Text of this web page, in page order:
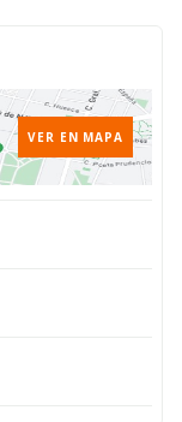
VER EN MAPA